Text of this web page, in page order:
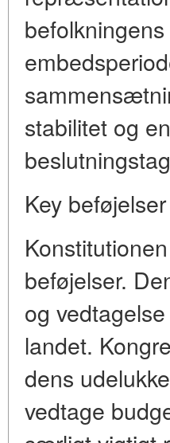
stabilitet og
Key
beføjelser.
og
landet.
dens
vedtage